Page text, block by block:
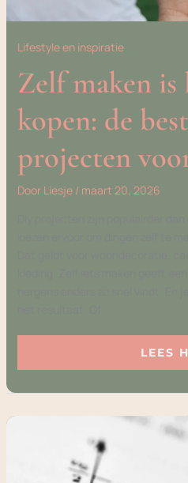
Lifestyle en inspiratie
Zelf maken is
kopen: de
projecten
Door Liesje / maart 20, 2026
LEES